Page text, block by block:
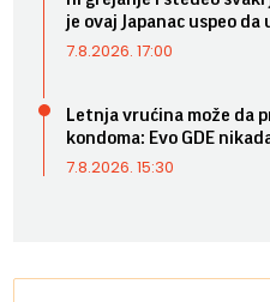
je ovaj Japanac uspeo da
7.8.2026. 17:00
Letnja vrućina može da
kondoma: Evo GDE
7.8.2026. 15:30